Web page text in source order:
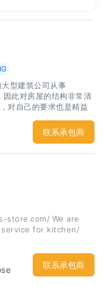
型建筑公司从事
此对房屋的结构非常清
对自己的要求也是精益
大公司锻炼的经历，让
联系承包商
store.com/ We are
for kitchen/
联系承包商